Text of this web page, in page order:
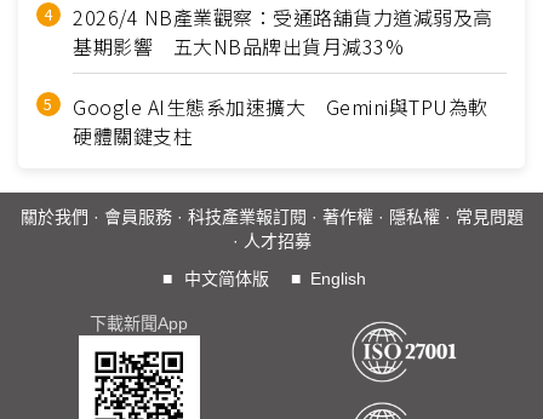
2026/4 NB產業觀察：受通路舖貨力道減弱及高
基期影響 五大NB品牌出貨月減33%
Google AI生態系加速擴大 Gemini與TPU為軟
硬體關鍵支柱
關於我們 · 會員服務· 科技產業報訂閱 · 著作權· 隱私權· 常見問題
· 人才招募
■
中文简体版 ■ English
下載新聞App